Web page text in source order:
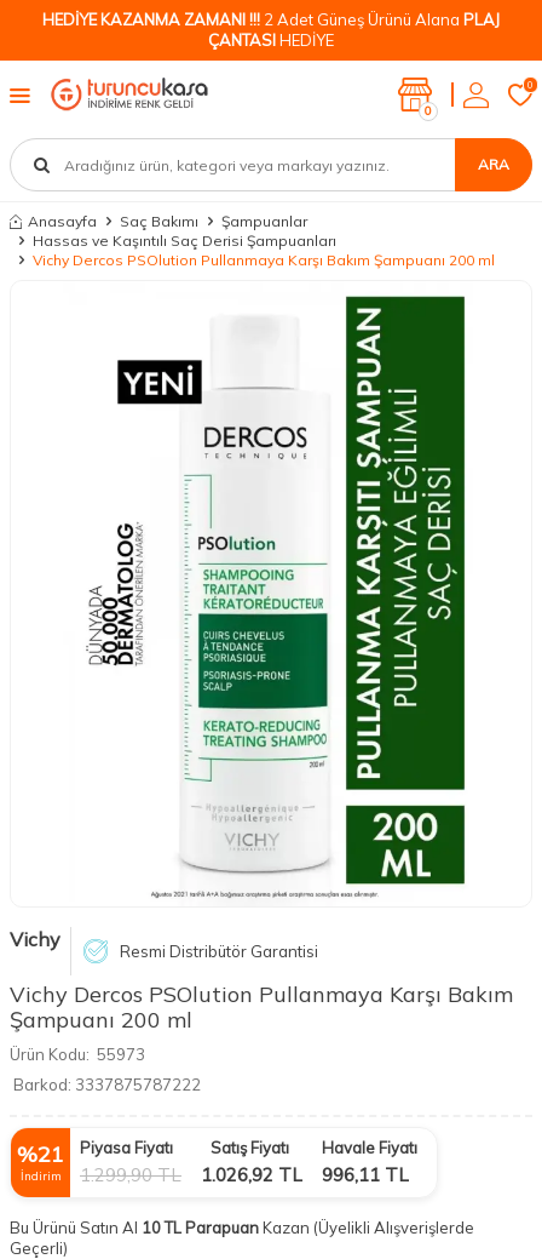
HEDİYE KAZANMA ZAMANI !!! 2 Adet Güneş Ürünü Alana PLAJ
ÇANTASIHEDİYE
ARA
0
0
Anasayfa Saç Bakımı
Şampuanlar
Hassas ve Kaşıntılı Saç Derisi Şampuanları
Vichy Dercos PSOlution Pullanmaya Karşı Bakım Şampuanı 200 ml
Vichy Resmi Distribütör Garantisi
Vichy Dercos PSOlution Pullanmaya Karşı Bakım
Şampuanı 200 ml
Ürün Kodu: 55973
Barkod: 3337875787222
%21
İndirim
Piyasa Fiyatı
1.299,90TL
Satış Fiyatı
1.026,92 TL
Havale Fiyatı
996,11 TL
Bu Ürünü Satın Al 10 TL ParapuanKazan (Üyelikli Alışverişlerde
Geçerli)